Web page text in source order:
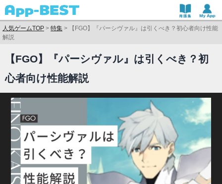
人気ゲームTOP > 特集 >
【FGO】『パーシヴァル』は引くべき？初心者向け性能
解説
【FGO】『パーシヴァル』は引くべき？初
心者向け性能解説